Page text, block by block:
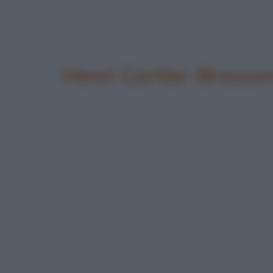
Henri Cartier-